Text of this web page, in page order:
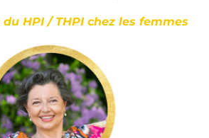
HPI / THPI chez les femmes